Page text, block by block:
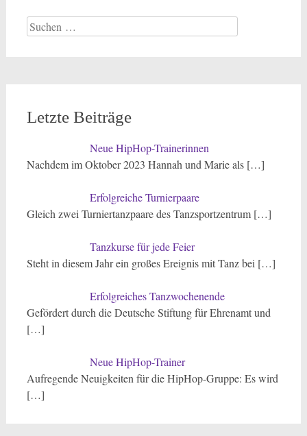
Suchen
nach:
Letzte Beiträge
Neue HipHop-Trainerinnen
Nachdem im Oktober 2023 Hannah und Marie als […]
Erfolgreiche Turnierpaare
Gleich zwei Turniertanzpaare des Tanzsportzentrum […]
Tanzkurse für jede Feier
Steht in diesem Jahr ein großes Ereignis mit Tanz bei […]
Erfolgreiches Tanzwochenende
Gefördert durch die Deutsche Stiftung für Ehrenamt und
[…]
Neue HipHop-Trainer
Aufregende Neuigkeiten für die HipHop-Gruppe: Es wird
[…]